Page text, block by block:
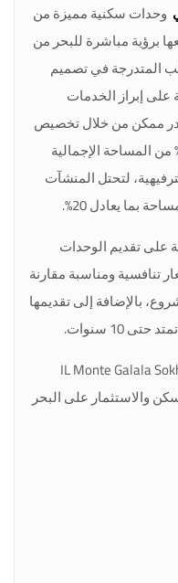
وحدات سكنية مميزة من
برؤية مباشرة للبحر من
المتدرجة في تصميم
إبراز الخدمات
قدر ممكن من خلال تخصيص
مساحة القرية، أي ما يقارب 80% من المساحة الإجمالية
لتحتل المنشآت
بما يعادل 20%.
تقديم الوحدات
تنافسية ومناسبة مقارنة
بالإضافة إلى تقديمها
10 سنوات.
IL Monte Galala
والاستثمار على البحر